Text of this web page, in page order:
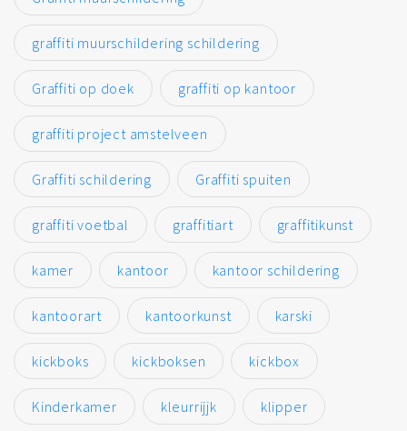
graffiti muurschildering schildering
Graffiti op doek graffiti op kantoor
graffiti project amstelveen
Graffiti schildering Graffiti spuiten
graffiti voetbal graffitiart graffitikunst
kamer kantoor kantoor schildering
kantoorart kantoorkunst karski
kickboks kickboksen kickbox
Kinderkamer kleurrijjk klipper